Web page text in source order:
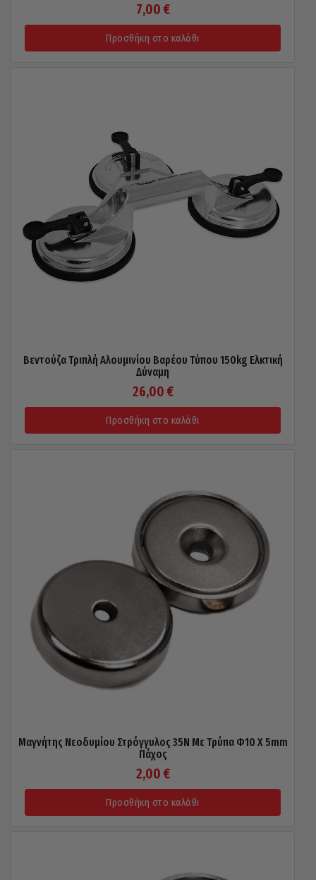
7,00 €
Προσθήκη στο καλάθι
Βεντούζα Τριπλή Αλουμινίου Βαρέου Τύπου 150kg Ελκτική
Δύναμη
26,00 €
Προσθήκη στο καλάθι
Μαγνήτης Νεοδυμίου Στρόγγυλος 35N Με Τρύπα Φ10 X 5mm
Πάχος
2,00 €
Προσθήκη στο καλάθι